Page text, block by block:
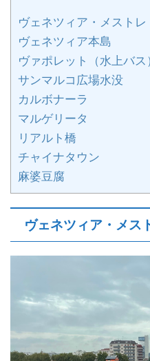
ヴェネツィア・メストレ
ヴェネツィア本島
ヴァポレット（水上バ
サンマルコ広場水没
カルボナーラ
マルゲリータ
リアルト橋
チャイナタウン
麻婆豆腐
ヴェネツィア・メス